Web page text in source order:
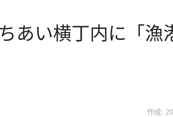
あい横丁内に「漁
作成: